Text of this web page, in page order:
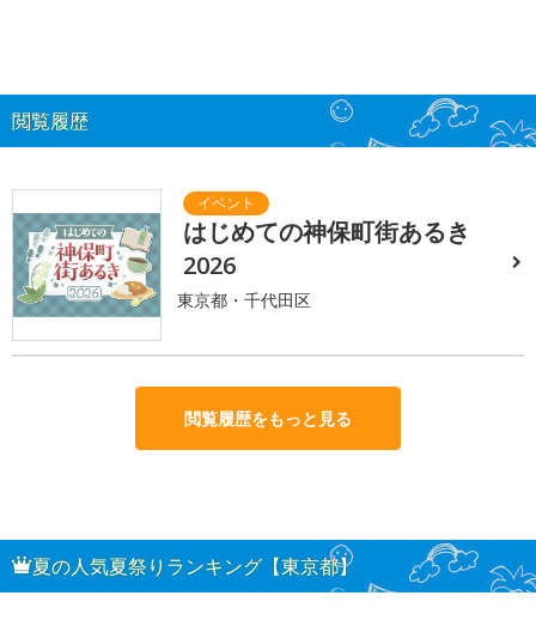
閲覧履歴
はじめての神保町街あるき
2026
東京都・千代田区
閲覧履歴をもっと見る
夏の人気夏祭りランキング【東京都】